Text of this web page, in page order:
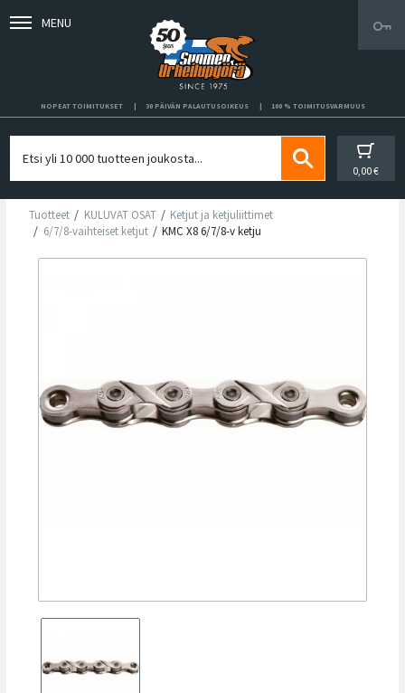
MENU
NOPEAT TOIMITUKSET 30 PÄIVÄN PALAUTUSOIKEUS 100 % TOIMITUSVARMUUS
0,00 €
Tuotteet KULUVAT OSAT
Ketjut ja ketjuliittimet
6/7/8-vaihteiset ketjut
KMC X8 6/7/8-v ketju